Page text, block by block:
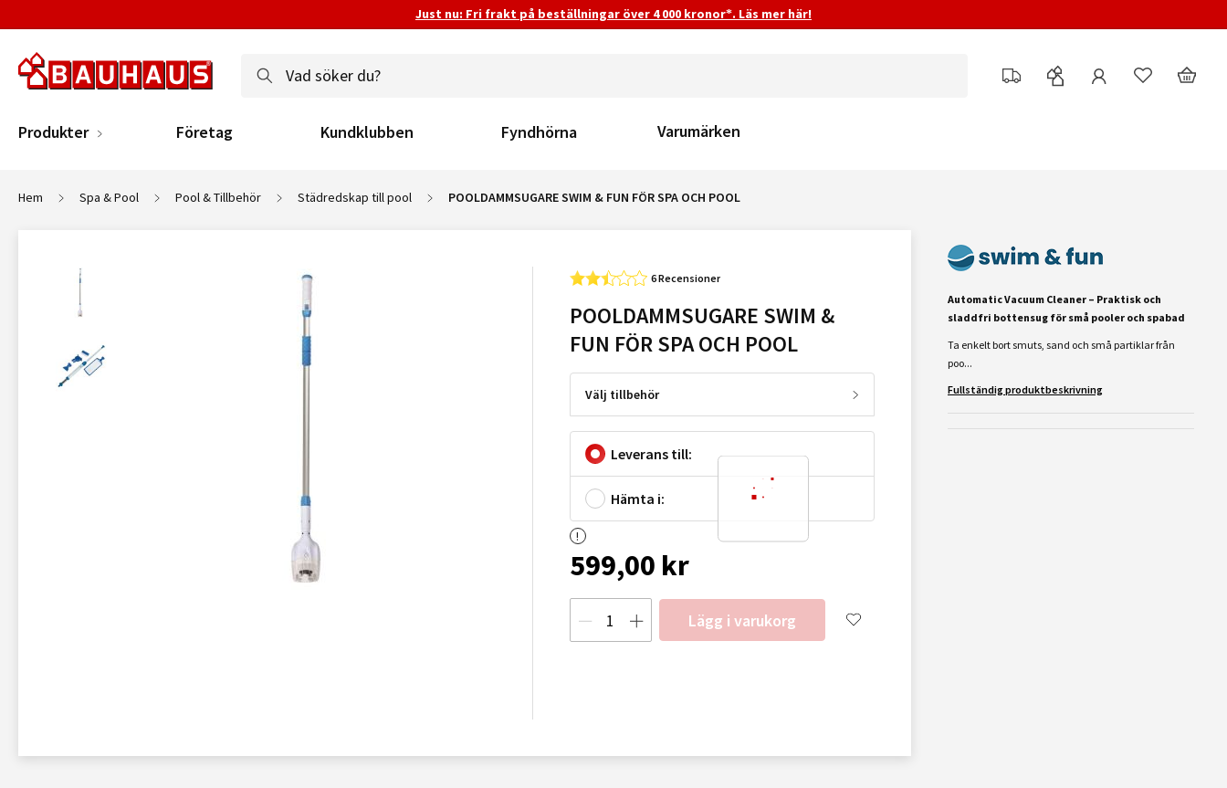
Just nu: Fri frakt på beställningar över 4 000 kronor*. Läs mer här!
Produkter Företag Kundklubben Fyndhörna Varumärken
Hem Spa & Pool Pool & Tillbehör Städredskap till pool POOLDAMMSUGARE SWIM & FUN FÖR SPA OCH POOL
6 Recensioner
POOLDAMMSUGARE SWIM &
FUN FÖR SPA OCH POOL
Välj tillbehör
Leverans till:
Hämta i:
599,00 kr
Lägg i varukorg
Automatic Vacuum Cleaner – Praktisk och
sladdfri bottensug för små pooler och spabad
Ta enkelt bort smuts, sand och små partiklar från
poo...
Fullständig produktbeskrivning